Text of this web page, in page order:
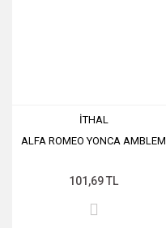
İTHAL
ALFA ROMEO YONCA AMBLEM
101,69 TL